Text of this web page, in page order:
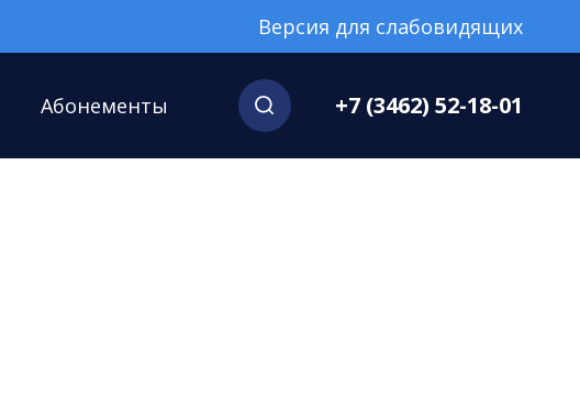
Версия для слабовидящих
Абонементы +7 (3462) 52-18-01